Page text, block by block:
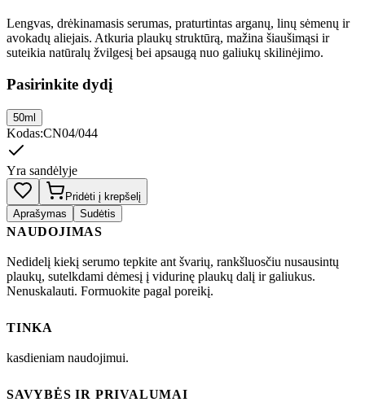
Lengvas, drėkinamasis serumas, praturtintas arganų, linų sėmenų ir
avokadų aliejais. Atkuria plaukų struktūrą, mažina šiaušimąsi ir
suteikia natūralų žvilgesį bei apsaugą nuo galiukų skilinėjimo.
Pasirinkite dydį
50ml
Kodas:CN04/044
Yra sandėlyje
Pridėti į krepšelį
Aprašymas
Sudėtis
NAUDOJIMAS
Nedidelį kiekį serumo tepkite ant švarių, rankšluosčiu nusausintų
plaukų, sutelkdami dėmesį į vidurinę plaukų dalį ir galiukus.
Nenuskalauti. Formuokite pagal poreikį.
TINKA
kasdieniam naudojimui.
SAVYBĖS IR PRIVALUMAI